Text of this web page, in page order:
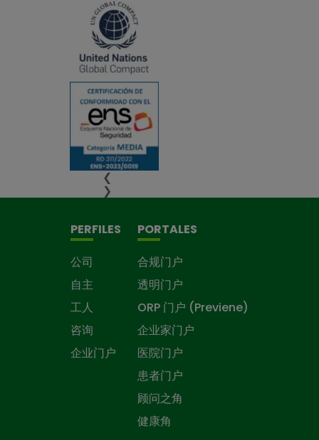
❮
❯
PERFILES
公司
自主
工人
咨询
企业门户
PORTALES
合规门户
透明门户
ORP 门户 (Previene)
企业家门户
医院门户
患者门户
顾问之角
健康角